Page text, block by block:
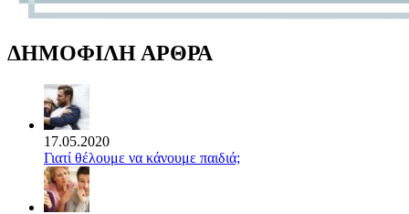
ΔΗΜΟΦΙΛΗ ΑΡΘΡΑ
17.05.2020
Γιατί θέλουμε να κάνουμε παιδιά;